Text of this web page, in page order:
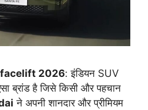
facelift 2026: इंडियन SUV
ब्रांड है जिसे किसी और पहचान
ने अपनी शानदार और प्रीमियम